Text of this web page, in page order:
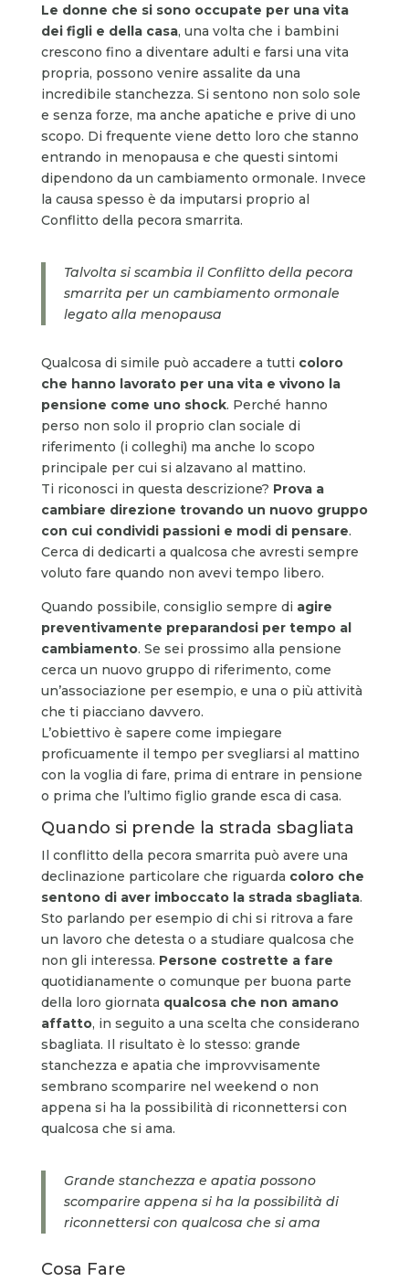
Le donne che si sono occupate per una vita
dei figli e della casa, una volta che i bambini
crescono fino a diventare adulti e farsi una vita
propria, possono venire assalite da una
incredibile stanchezza. Si sentono non solo sole
e senza forze, ma anche apatiche e prive di uno
scopo. Di frequente viene detto loro che stanno
entrando in menopausa e che questi sintomi
dipendono da un cambiamento ormonale. Invece
la causa spesso è da imputarsi proprio al
Conflitto della pecora smarrita.
Talvolta si scambia il Conflitto della pecora
smarrita per un cambiamento ormonale
legato alla menopausa
Qualcosa di simile può accadere a tutti coloro
che hanno lavorato per una vita e vivono la
pensione come uno shock. Perché hanno
perso non solo il proprio clan sociale di
riferimento (i colleghi) ma anche lo scopo
principale per cui si alzavano al mattino.
Ti riconosci in questa descrizione? Prova a
cambiare direzione trovando un nuovo gruppo
con cui condividi passioni e modi di pensare.
Cerca di dedicarti a qualcosa che avresti sempre
voluto fare quando non avevi tempo libero.
Quando possibile, consiglio sempre di agire
preventivamente preparandosi per tempo al
cambiamento. Se sei prossimo alla pensione
cerca un nuovo gruppo di riferimento, come
un’associazione per esempio, e una o più attività
che ti piacciano davvero.
L’obiettivo è sapere come impiegare
proficuamente il tempo per svegliarsi al mattino
con la voglia di fare, prima di entrare in pensione
o prima che l’ultimo figlio grande esca di casa.
Quando si prende la strada sbagliata
Il conflitto della pecora smarrita può avere una
declinazione particolare che riguarda coloro che
sentono di aver imboccato la strada sbagliata.
Sto parlando per esempio di chi si ritrova a fare
un lavoro che detesta o a studiare qualcosa che
non gli interessa. Persone costrette a fare
quotidianamente o comunque per buona parte
della loro giornata qualcosa che non amano
affatto, in seguito a una scelta che considerano
sbagliata. Il risultato è lo stesso: grande
stanchezza e apatia che improvvisamente
sembrano scomparire nel weekend o non
appena si ha la possibilità di riconnettersi con
qualcosa che si ama.
Grande stanchezza e apatia possono
scomparire appena si ha la possibilità di
riconnettersi con qualcosa che si ama
Cosa Fare